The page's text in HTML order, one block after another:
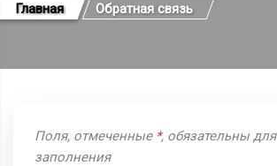
Главная Обратная связь
Поля, отмеченные *, обязательны для
заполнения